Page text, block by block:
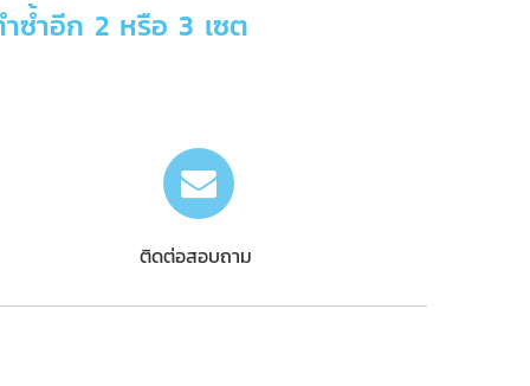
ซ้ำอีก 2 หรือ 3 เซต
ติดต่อสอบถาม